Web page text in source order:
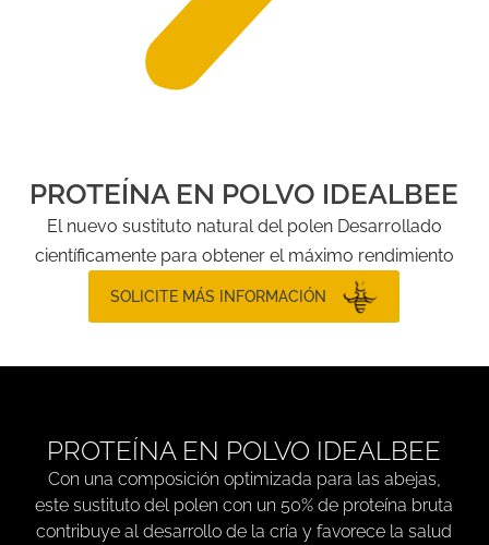
PROTEÍNA EN POLVO IDEALBEE
El nuevo sustituto natural del polen Desarrollado
científicamente para obtener el máximo rendimiento
SOLICITE MÁS INFORMACIÓN
PROTEÍNA EN POLVO IDEALBEE
Con una composición optimizada para las abejas,
este sustituto del polen con un 50% de proteína bruta
contribuye al desarrollo de la cría y favorece la salud